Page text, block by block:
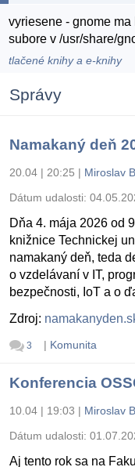
vyriesene - gnome
subore v /usr/share/
tlačené knihy a e-knihy
Správy
Namakaný deň
20.04 | 20:25 | Miroslav
Dátum udalosti:
Dňa 4. mája 2026 od
knižnice Technickej
namakaný deň, teda
o vzdelávaní v IT,
bezpečnosti, IoT a o
Zdroj:
3 | Komunita
Konferencia
10.04 | 19:03 | Miroslav
Dátum udalosti:
Aj tento rok sa na